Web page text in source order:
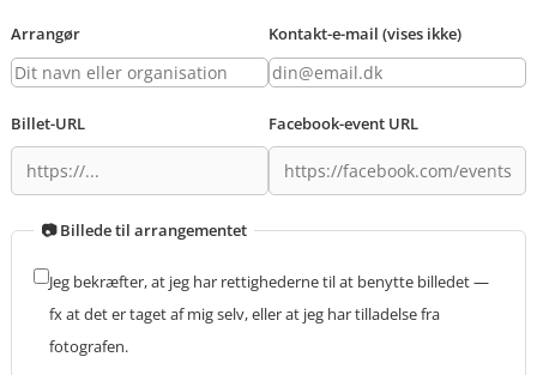
Arrangør Kontakt-e-mail (vises ikke)
Billet-URL Facebook-event URL
📷 Billede til arrangementet
Jeg bekræfter, at jeg har rettighederne til at benytte billedet —
fx at det er taget af mig selv, eller at jeg har tilladelse fra
fotografen.